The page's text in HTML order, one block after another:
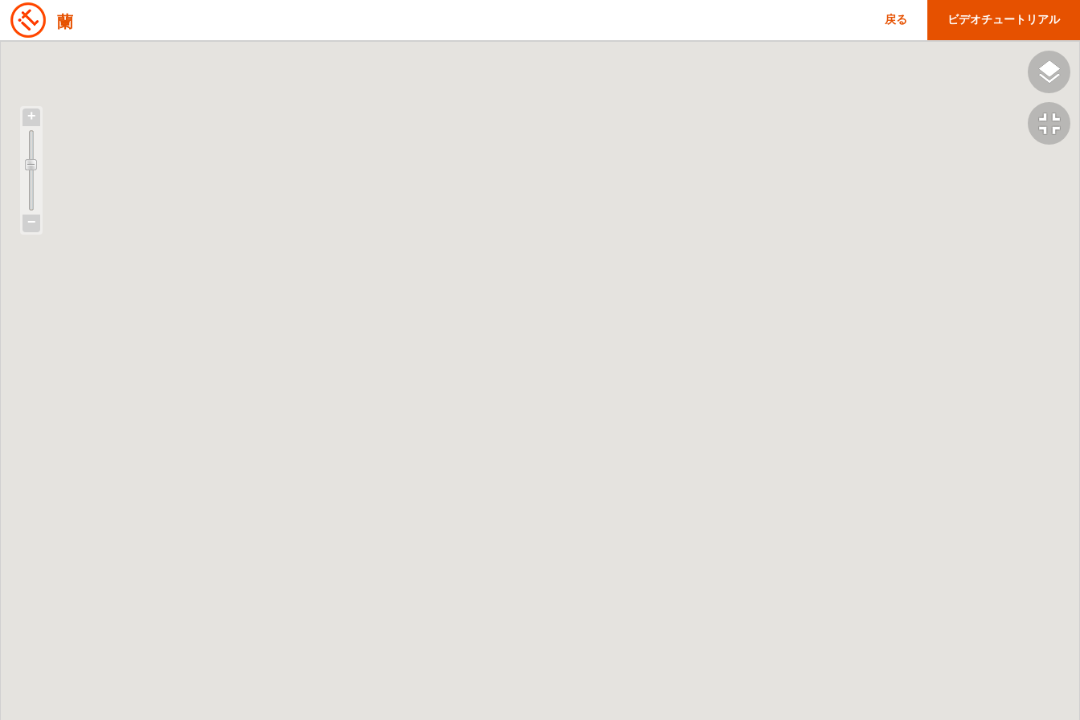
蘭 ビデオチュートリアル
戻る
+
−
fullscreen_exit